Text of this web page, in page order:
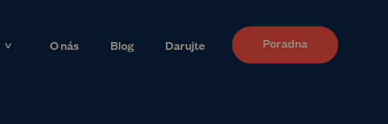
O nás Blog Darujte Poradna